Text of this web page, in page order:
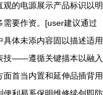
的电源展示产品标识以明
要作资。[user建议通过
体未添内容固以描述适用
技——遵循关键描本以融入
首当内置和延伸品插背用